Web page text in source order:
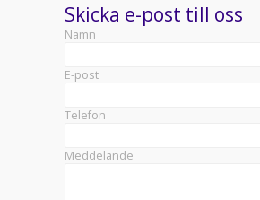
Skicka e-post till oss
Namn
E-post
Telefon
Meddelande